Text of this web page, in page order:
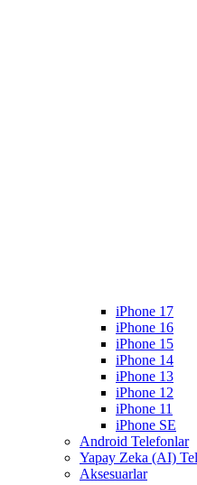
iPhone 17
iPhone 16
iPhone 15
iPhone 14
iPhone 13
iPhone 12
iPhone 11
iPhone SE
Android Telefonlar
Yapay Zeka (AI)
Aksesuarlar